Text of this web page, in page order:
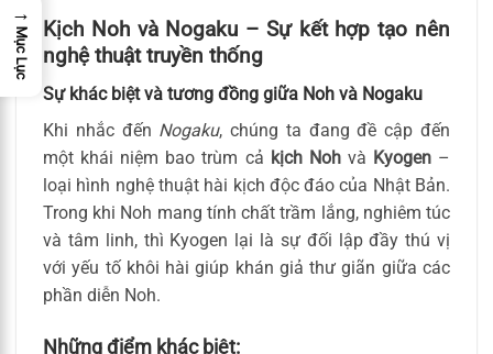
Kịch Noh và Nogaku – Sự kết hợp tạo nên
nghệ thuật truyền thống
Sự khác biệt và tương đồng giữa Noh và Nogaku
Khi nhắc đến Nogaku, chúng ta đang đề cập đến
một khái niệm bao trùm cả kịch Nohvà Kyogen–
loại hình nghệ thuật hài kịch độc đáo của Nhật Bản.
Trong khi Noh mang tính chất trầm lắng, nghiêm túc
và tâm linh, thì Kyogen lại là sự đối lập đầy thú vị
với yếu tố khôi hài giúp khán giả thư giãn giữa các
phần diễn Noh.
Những điểm khác biệt:
→
Mục Lục